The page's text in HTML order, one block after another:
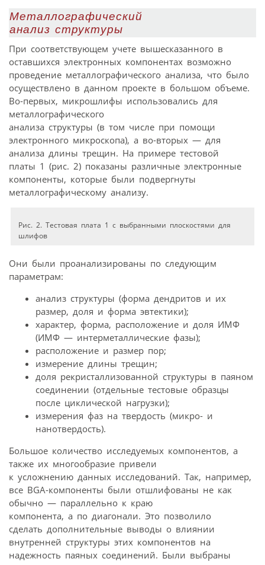
Металлографический
анализ структуры
При соответствующем учете вышесказанного в
оставшихся электронных компонентах возможно
проведение металлографического анализа, что было
осуществлено в данном проекте в большом объеме.
Во-первых, микрошлифы использовались для
металлографического
анализа структуры (в том числе при помощи
электронного микроскопа), а во-вторых — для
анализа длины трещин. На примере тестовой
платы 1 (рис. 2) показаны различные электронные
компоненты, которые были подвергнуты
металлографическому анализу.
Рис. 2. Тестовая плата 1 с выбранными плоскостями для
шлифов
Они были проанализированы по следующим
параметрам:
анализ структуры (форма дендритов и их
размер, доля и форма эвтектики);
характер, форма, расположение и доля ИМФ
(ИМФ — интерметаллические фазы);
расположение и размер пор;
измерение длины трещин;
доля рекристаллизованной структуры в паяном
соединении (отдельные тестовые образцы
после циклической нагрузки);
измерения фаз на твердость (микро- и
нанотвердость).
Большое количество исследуемых компонентов, а
также их многообразие привели
к усложнению данных исследований. Так, например,
все BGA-компоненты были отшлифованы не как
обычно — параллельно к краю
компонента, а по диагонали. Это позволило
сделать дополнительные выводы о влиянии
внутренней структуры этих компонентов на
надежность паяных соединений. Были выбраны